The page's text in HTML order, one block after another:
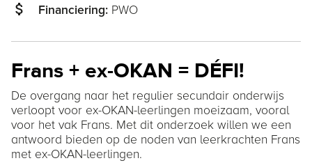
attach_money Financiering: PWO
Frans + ex-OKAN = DÉFI!
De overgang naar het regulier secundair onderwijs
verloopt voor ex-OKAN-leerlingen moeizaam, vooral
voor het vak Frans. Met dit onderzoek willen we een
antwoord bieden op de noden van leerkrachten Frans
met ex-OKAN-leerlingen.